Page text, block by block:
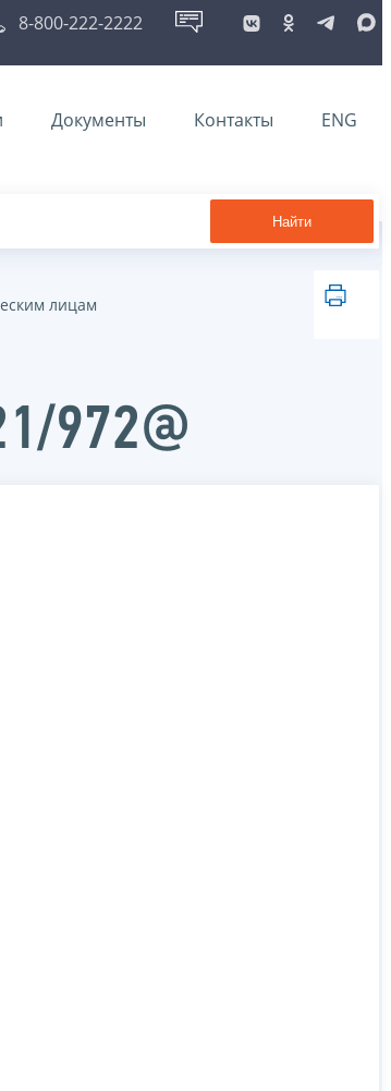
8-800-222-2222
Документы Контакты ENG
Найти
лицам
972@